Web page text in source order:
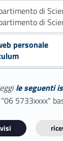
di
di
personale
le seguenti
5733xxxx"